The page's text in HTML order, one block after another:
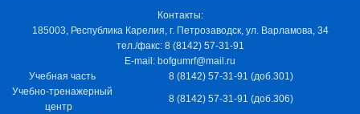
Контакты:
185003, Республика Карелия, г. Петрозаводск, ул. Варламова, 34
тел./факс: 8 (8142) 57-31-91
E-mail: bofgumrf@mail.ru
Учебная часть
8 (8142) 57-31-91 (доб.301)
Учебно-тренажерный
центр
8 (8142) 57-31-91 (доб.306)